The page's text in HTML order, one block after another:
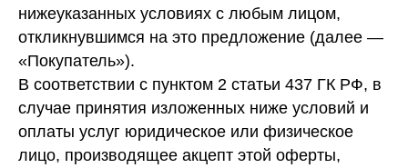
нижеуказанных условиях с любым лицом,
откликнувшимся на это предложение (далее —
«Покупатель»).
В соответствии с пунктом 2 статьи 437 ГК РФ, в
случае принятия изложенных ниже условий и
оплаты услуг юридическое или физическое
лицо, производящее акцепт этой оферты,